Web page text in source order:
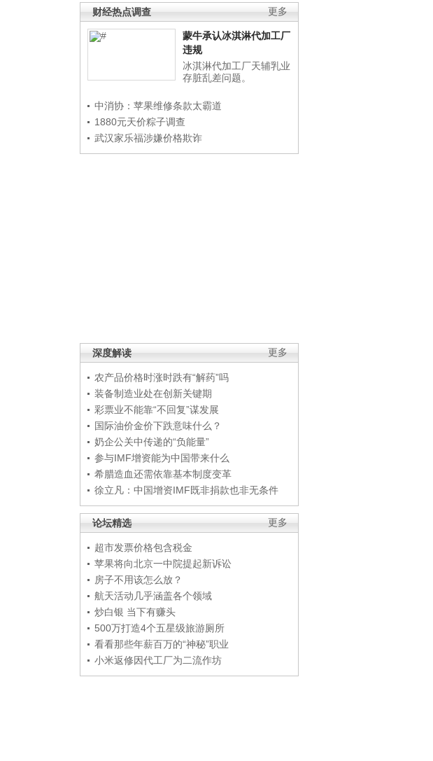
更多
财经热点调查
蒙牛承认冰淇淋代加工厂
违规
冰淇淋代加工厂天辅乳业
存脏乱差问题。
中消协：苹果维修条款太霸道
1880元天价粽子调查
武汉家乐福涉嫌价格欺诈
更多
深度解读
农产品价格时涨时跌有“解药”吗
装备制造业处在创新关键期
彩票业不能靠“不回复”谋发展
国际油价金价下跌意味什么？
奶企公关中传递的“负能量”
参与IMF增资能为中国带来什么
希腊造血还需依靠基本制度变革
徐立凡：中国增资IMF既非捐款也非无条件
更多
论坛精选
超市发票价格包含税金
苹果将向北京一中院提起新诉讼
房子不用该怎么放？
航天活动几乎涵盖各个领域
炒白银 当下有赚头
500万打造4个五星级旅游厕所
看看那些年薪百万的“神秘”职业
小米返修因代工厂为二流作坊